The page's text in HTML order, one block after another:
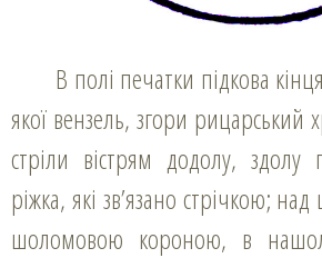
В полі печатки підкова кінцями додолу, в колі
якої вензель, згори рицарський
стріли вістрям додолу, здолу
ріжка, які зв’язано стрічкою;
шоломовою короною, в